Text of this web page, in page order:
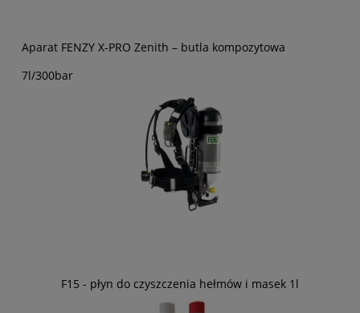
Aparat FENZY X-PRO Zenith – butla kompozytowa
7l/300bar
F15 - płyn do czyszczenia hełmów i masek 1l